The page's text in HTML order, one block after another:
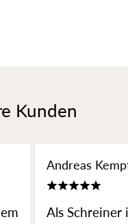
Kunden
Andreas
Als